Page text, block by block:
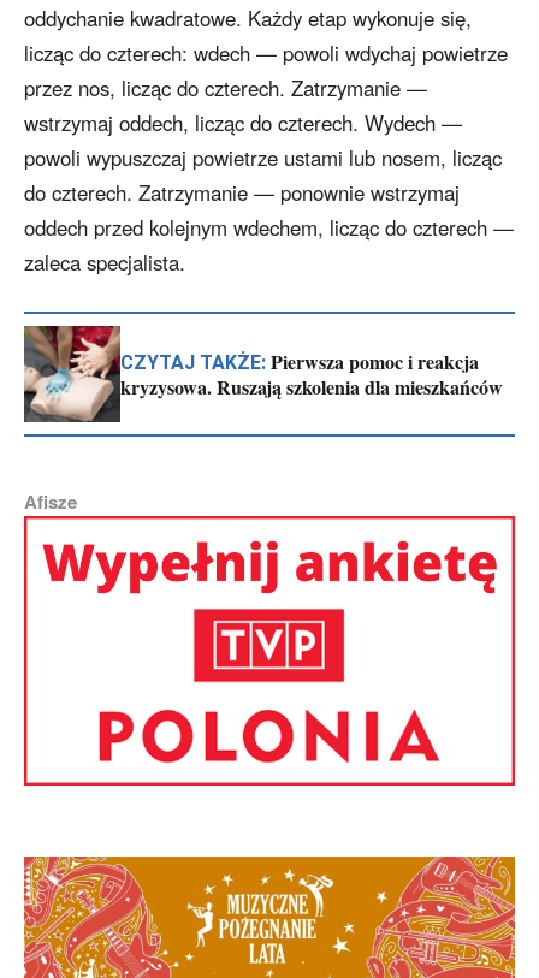
oddychanie kwadratowe. Każdy etap wykonuje się,
licząc do czterech: wdech — powoli wdychaj powietrze
przez nos, licząc do czterech. Zatrzymanie —
wstrzymaj oddech, licząc do czterech. Wydech —
powoli wypuszczaj powietrze ustami lub nosem, licząc
do czterech. Zatrzymanie — ponownie wstrzymaj
oddech przed kolejnym wdechem, licząc do czterech —
zaleca specjalista.
CZYTAJ TAKŻE: Pierwsza pomoc i reakcja
kryzysowa. Ruszają szkolenia dla mieszkańców
Afisze